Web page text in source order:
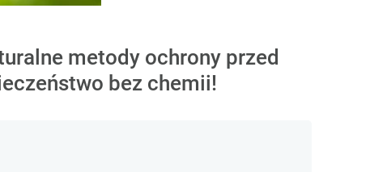
metody ochrony przed
bez chemii!